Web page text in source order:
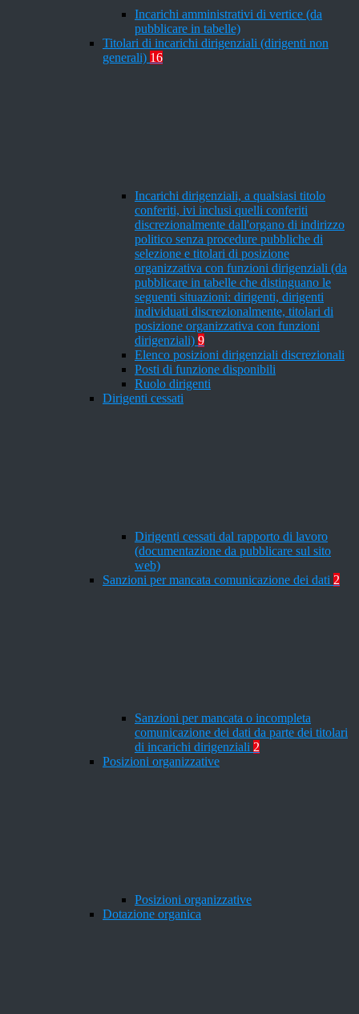
Incarichi amministrativi di vertice (da
pubblicare in tabelle)
Titolari di incarichi dirigenziali (dirigenti non
generali) 16
Incarichi dirigenziali, a qualsiasi titolo
conferiti, ivi inclusi quelli conferiti
discrezionalmente dall'organo di indirizzo
politico senza procedure pubbliche di
selezione e titolari di posizione
organizzativa con funzioni dirigenziali (da
pubblicare in tabelle che distinguano le
seguenti situazioni: dirigenti, dirigenti
individuati discrezionalmente, titolari di
posizione organizzativa con funzioni
dirigenziali) 9
Elenco posizioni dirigenziali discrezionali
Posti di funzione disponibili
Ruolo dirigenti
Dirigenti cessati
Dirigenti cessati dal rapporto di lavoro
(documentazione da pubblicare sul sito
web)
Sanzioni per mancata comunicazione dei dati 2
Sanzioni per mancata o incompleta
comunicazione dei dati da parte dei titolari
di incarichi dirigenziali 2
Posizioni organizzative
Posizioni organizzative
Dotazione organica